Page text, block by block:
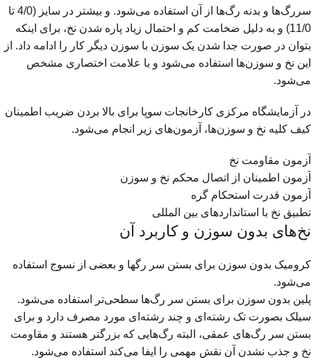
سررگ‌ها و بدنه رگ‌ها از آن استفاده می‌شود. و بیشتر در سایز (4/0 تا
11/0) و به دلیل ضخامت کم و احتمال زیاد پاره شدن نخ، برای اینکه
بتوان در صورت جدا شدن یک سوزن با سوزن دیگر کار را ادامه داد. از
این نخ و سوزن‌ها استفاده می‌شود و با علامت اختصاری مشخص
می‌شود.
در آزمایشگاه مرکزی کارخانجات سوپا برای بالا بردن ضریب اطمینان
کیف کلیه نخ و سوزن‌ها، آزمون‌های زیر انجام می‌شود.
آزمون مقاومت نخ
آزمون اطمینان از اتصال محکم نخ و سوزن
آزمون قدرت استحکام گره
تطبيق نخ با استانداردهای بین المللی
نخ‌های بدون سوزن و کاربرد آن
کرومیک بدون سوزن برای بستن سر رگها و بعضی از نسوج استفاده
می‌شود.
پلین بدون سوزن برای بستن سر رگ‌ها سطحی‌تر استفاده می‌شود.
سیلک بصورت تک رشته‌ای و چند رشته‌ای مورد مصرف دارد و برای
بستن سر رگ‌های عمقی، البته رگ‌هایی که بزرگتر هستند و مقاومت
نخ و جذب نشدن آن نقش مهمی را ایفا می‌کند استفاده می‌شود.